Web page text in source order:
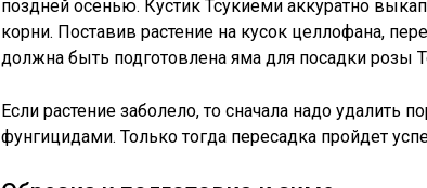
поздней осенью. Кустик Тсукиеми аккуратно
корни. Поставив растение на кусок целлофана,
должна быть подготовлена яма для посадки розы
Если растение заболело, то сначала надо удалить
фунгицидами. Только тогда пересадка пройдет